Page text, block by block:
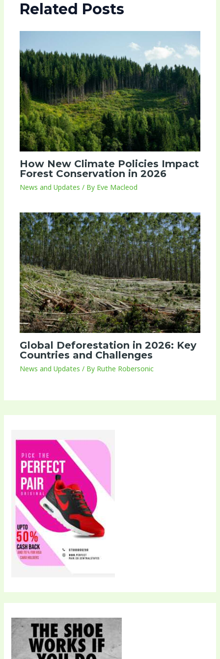
Related Posts
How New Climate Policies Impact
Forest Conservation in 2026
News and Updates / By Eve Macleod
Global Deforestation in 2026: Key
Countries and Challenges
News and Updates / By Ruthe Robersonic